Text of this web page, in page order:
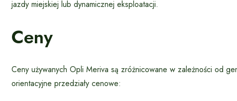
jazdy miejskiej lub dynamicznej eksploatacji.
Ceny
Ceny używanych Opli Meriva są zróżnicowane w zależności od
orientacyjne przedziały cenowe: